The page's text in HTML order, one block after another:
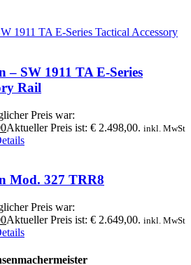
– SW 1911 TA E-Series
Rail
Preis war:
Aktueller Preis ist: € 2.498,00. inkl. MwSt
Mod. 327 TRR8
Preis war:
Aktueller Preis ist: € 2.649,00. inkl. MwSt